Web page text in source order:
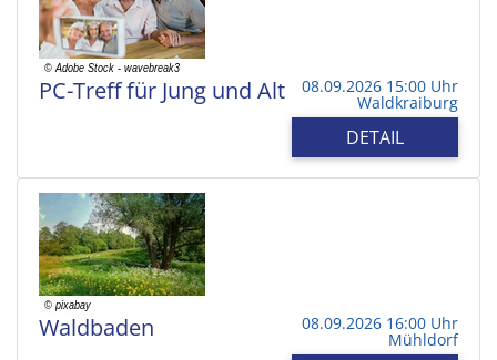
PC-Treff für Jung und Alt 08.09.2026 15:00 Uhr
Waldkraiburg
DETAIL
Waldbaden 08.09.2026 16:00 Uhr
Mühldorf